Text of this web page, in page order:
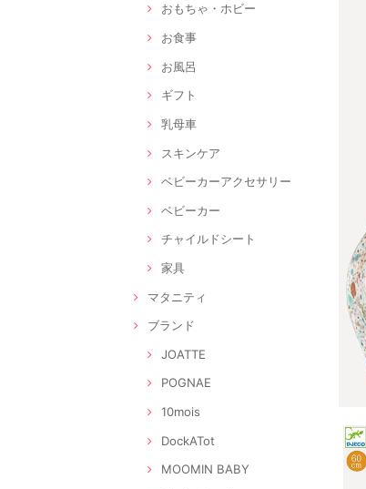
おもちゃ・ホビー
お食事
お風呂
ギフト
乳母車
スキンケア
ベビーカーアクセサリー
ベビーカー
チャイルドシート
家具
マタニティ
ブランド
JOATTE
POGNAE
10mois
DockATot
MOOMIN BABY